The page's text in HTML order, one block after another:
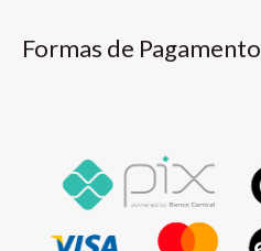
Formas de Pagamento